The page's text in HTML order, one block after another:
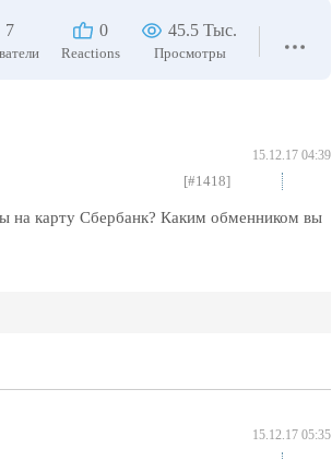
7 0
Reactions
45.5 Тыс.
Просмотры
15.12.17 04:39
[#1418]
на карту Сбербанк? Каким обменником вы
15.12.17 05:35